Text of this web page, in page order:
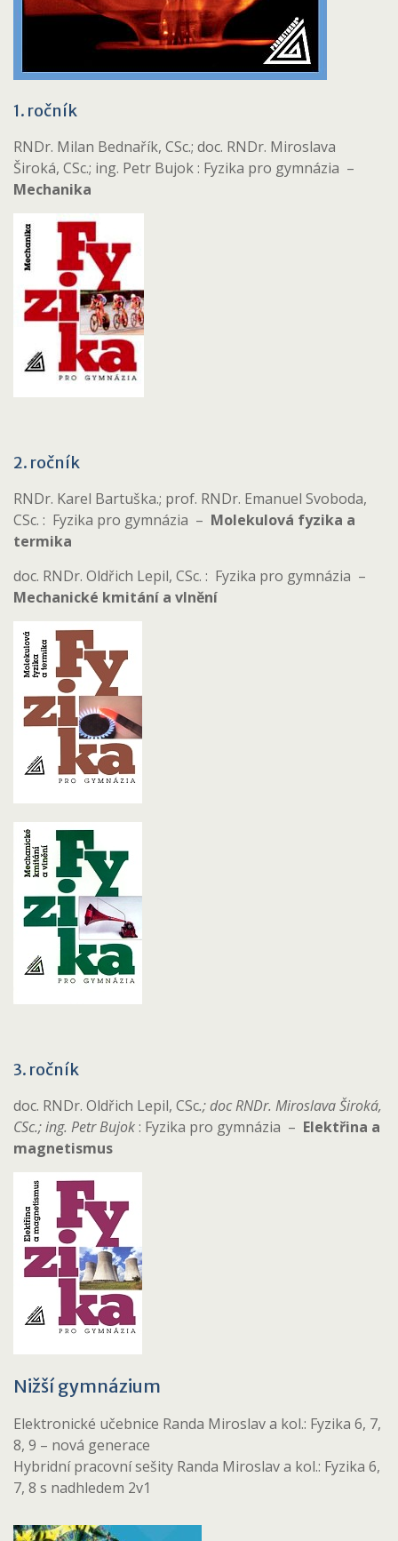
1. ročník
RNDr. Milan Bednařík, CSc.; doc. RNDr. Miroslava
Široká, CSc.; ing. Petr Bujok : Fyzika pro gymnázia –
Mechanika
2. ročník
RNDr. Karel Bartuška.; prof. RNDr. Emanuel Svoboda,
CSc. : Fyzika pro gymnázia – Molekulová fyzika a
termika
doc. RNDr. Oldřich Lepil, CSc. : Fyzika pro gymnázia –
Mechanické kmitání a vlnění
3. ročník
doc. RNDr. Oldřich Lepil, CSc.; doc RNDr. Miroslava Široká,
CSc.; ing. Petr Bujok: Fyzika pro gymnázia – Elektřina a
magnetismus
Nižší gymnázium
Elektronické učebnice Randa Miroslav a kol.: Fyzika 6, 7,
8, 9 – nová generace
Hybridní pracovní sešity Randa Miroslav a kol.: Fyzika 6,
7, 8 s nadhledem 2v1